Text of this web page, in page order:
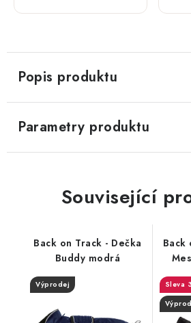
Popis produktu
Parametry produktu
Související
Back on Track - Dečka
Buddy modrá
Výprodej
Back